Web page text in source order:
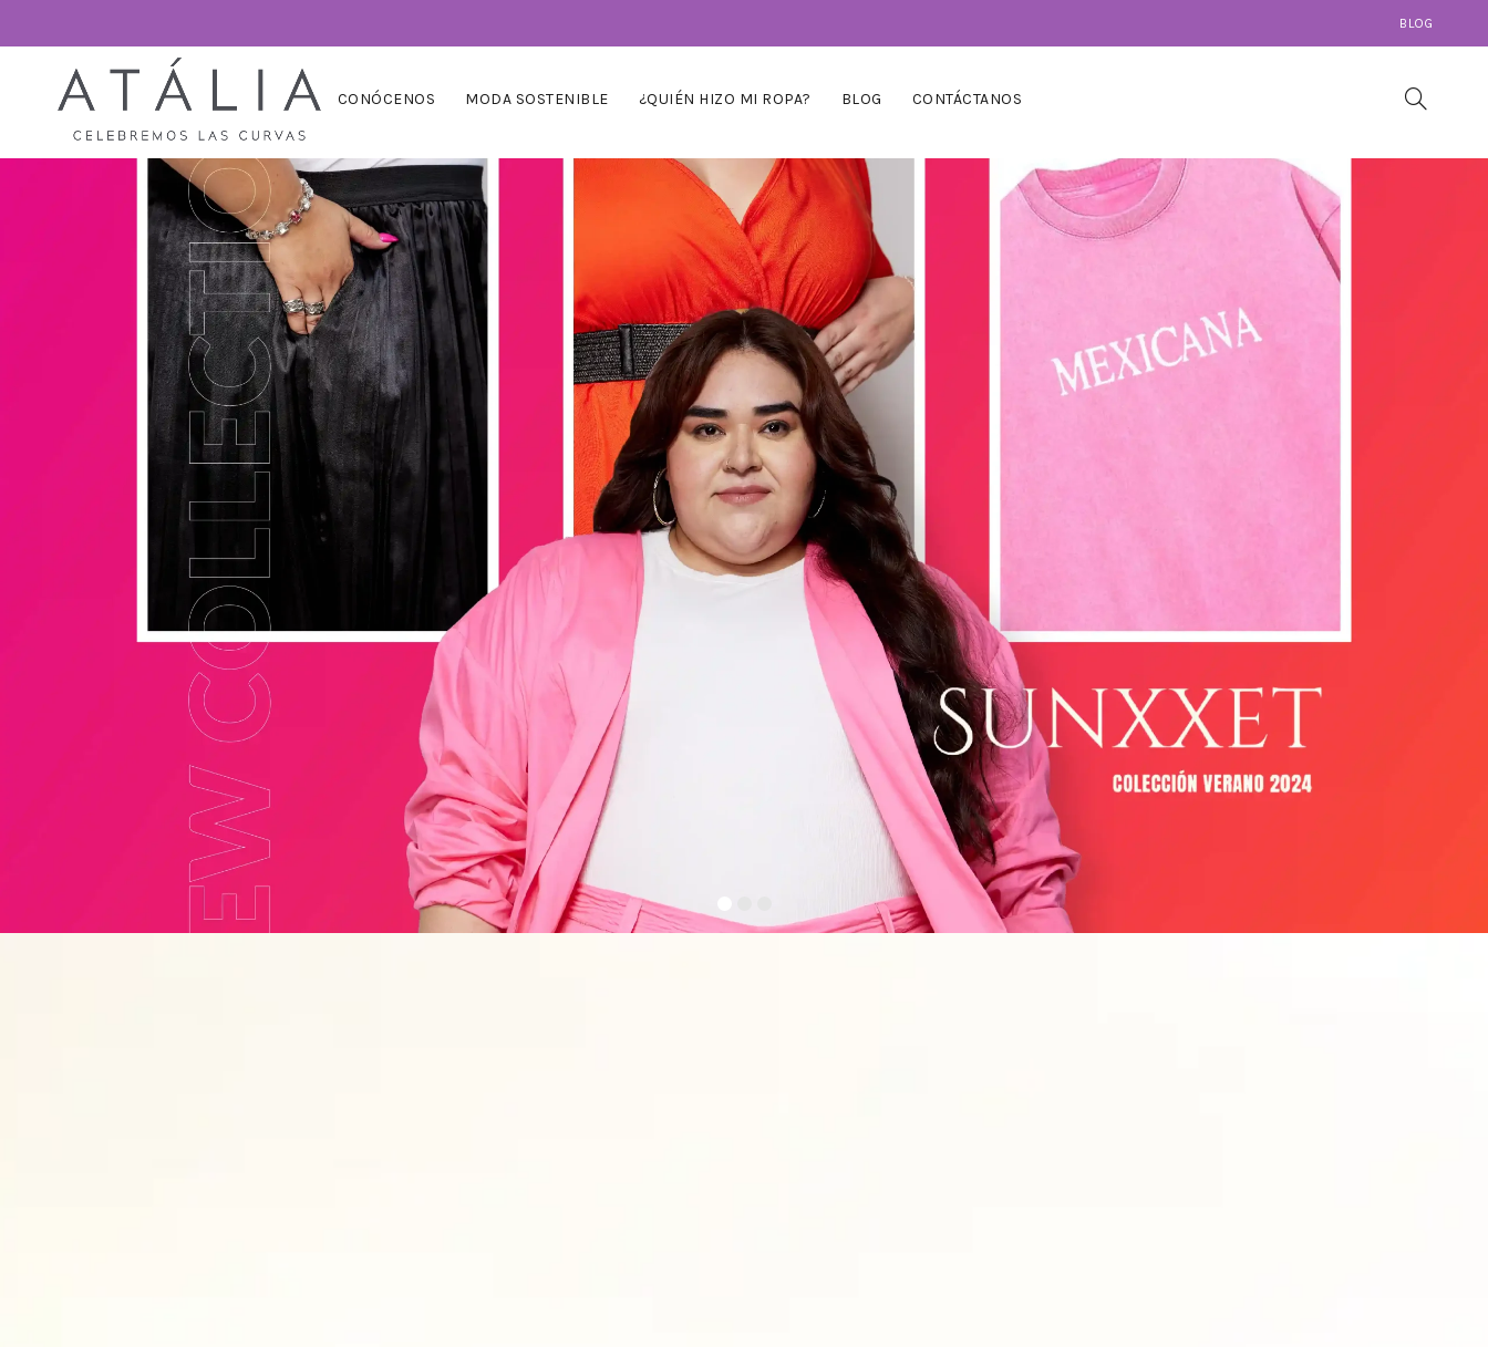
BLOG
CONÓCENOS MODA SOSTENIBLE ¿QUIÉN HIZO MI ROPA? BLOG CONTÁCTANOS